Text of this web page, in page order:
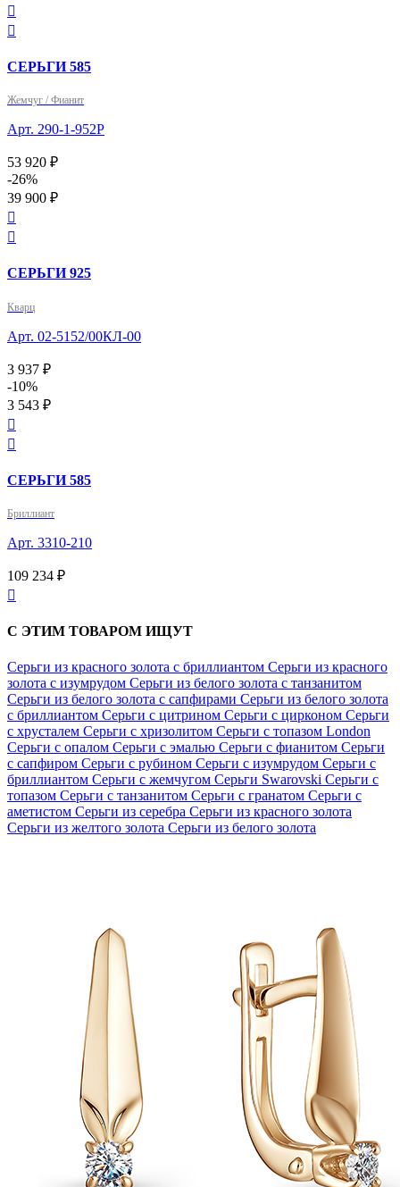


СЕРЬГИ 585
Жемчуг / Фианит
Арт. 290-1-952Р
53 920 ₽
-26%
39 900 ₽


СЕРЬГИ 925
Кварц
Арт. 02-5152/00КЛ-00
3 937 ₽
-10%
3 543 ₽


СЕРЬГИ 585
Бриллиант
Арт. 3310-210
109 234 ₽

С ЭТИМ ТОВАРОМ ИЩУТ
Серьги из красного золота с бриллиантом Серьги из красного
золота с изумрудом Серьги из белого золота с танзанитом
Серьги из белого золота с сапфирами Серьги из белого золота
с бриллиантом Серьги с цитрином Серьги с цирконом Серьги
с хрусталем Серьги с хризолитом Серьги с топазом London
Серьги с опалом Серьги с эмалью Серьги с фианитом Серьги
с сапфиром Серьги с рубином Серьги с изумрудом Серьги с
бриллиантом Серьги с жемчугом Серьги Swarovski Серьги с
топазом Серьги с танзанитом Серьги с гранатом Серьги с
аметистом Серьги из серебра Серьги из красного золота
Серьги из желтого золота Серьги из белого золота